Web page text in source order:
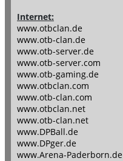
Internet:
www.otbclan.de
www.otb-clan.de
www.otb-server.de
www.otb-server.com
www.otb-gaming.de
www.otbclan.com
www.otb-clan.com
www.otbclan.net
www.otb-clan.net
www.DPBall.de
www.DPger.de
www.Arena-Paderborn.de